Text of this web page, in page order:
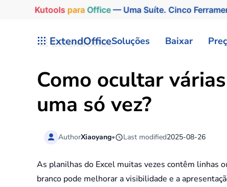
Kutools para Office— Uma Suíte. Cinco
ExtendOfficeSoluções Baixar
Como ocultar
uma só vez?
AuthorXiaoyang• Last modified2025-08-26
As planilhas do Excel muitas vezes contêm linhas
branco pode melhorar a visibilidade e a